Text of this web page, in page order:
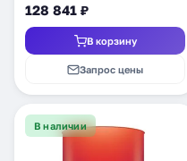
128 841 ₽
В корзину
Запрос цены
В наличии